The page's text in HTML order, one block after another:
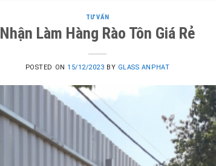
TƯ VẤN
Nhận Làm Hàng Rào Tôn Giá Rẻ
POSTED ON 15/12/2023 BY GLASS ANPHAT